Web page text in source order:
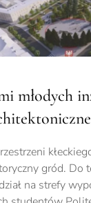
młodych
gród. Do
na strefy